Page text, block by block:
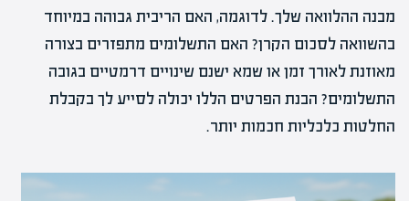
מבנה ההלוואה שלך. לדוגמה, האם הריבית גבוהה במיוחד
בהשוואה לסכום הקרן? האם התשלומים מתפזרים בצורה
מאוזנת לאורך זמן או שמא ישנם שינויים דרמטיים בגובה
התשלומים? הבנת הפרטים הללו יכולה לסייע לך בקבלת
החלטות כלכליות חכמות יותר.